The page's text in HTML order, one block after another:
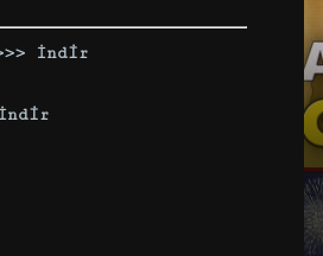
>>> İndir
İndir